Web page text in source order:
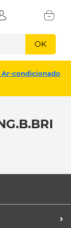
OK
Ar-condicionado
›